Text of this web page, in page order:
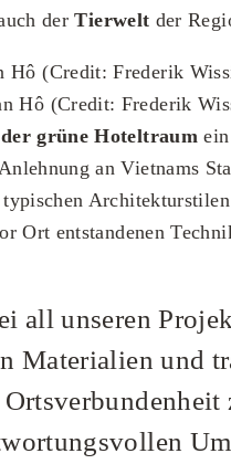
derTierwelt der
der grüne Hoteltraum
an Vietnams
Ort entstandenen
all unseren
Materialien und